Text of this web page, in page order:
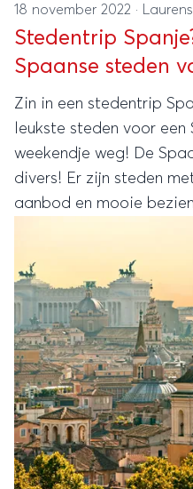
18 november 2022 ·
Stedentrip
Spaanse steden
Zin in een stedentrip
leukste steden voor
weekendje weg! De
divers! Er zijn steden
aanbod en mooie
Natuurlijk ken je
hebben meer tips voor